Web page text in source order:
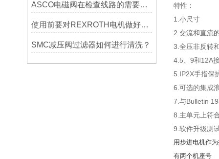
ASCO电磁阀在检查线路的需要什么样步骤？
使用前要对REXROTH电机做好两方面情况进行检查
SMC减压阀过滤器如何进行清洗？
特性：
1.小尺寸
2.交流和直流
3.全压非反转
4.5、9和12A
5.IP2X手指保
6.可选的集成
7.与Bulletin
8.主单元上符
9.软件升级测
用步进电机作
有两个机座号